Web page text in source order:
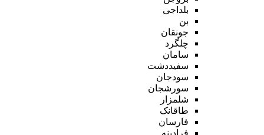
بلداجی
بن
جونقان
چلگرد
سامان
سفیددشت
سودجان
سورشجان
شلمزار
طاقانک
فارسان
فرادبنه